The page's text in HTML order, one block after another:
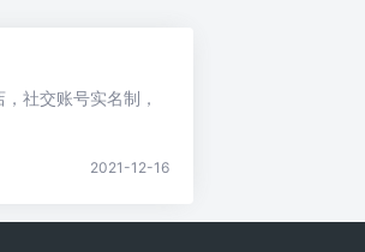
社交账号实名制，
2021-12-16